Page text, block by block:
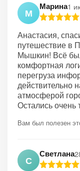
М
Марина1
Анастасия,
путешествие в
Мышкин! Всё
комфортная
перегруза
действительно
атмосферой
Остались очень
Вам был полезен
С
Светлана